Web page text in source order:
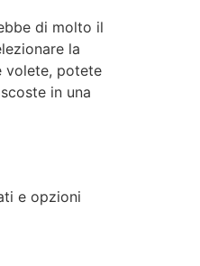
di molto il
la
volete, potete
in una
e opzioni